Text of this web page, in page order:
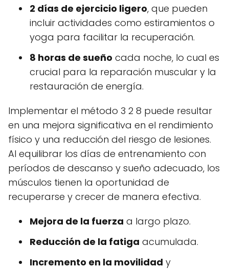
2 días de ejercicio ligero, que pueden
incluir actividades como estiramientos o
yoga para facilitar la recuperación.
8 horas de sueño cada noche, lo cual es
crucial para la reparación muscular y la
restauración de energía.
Implementar el método 3 2 8 puede resultar
en una mejora significativa en el rendimiento
físico y una reducción del riesgo de lesiones.
Al equilibrar los días de entrenamiento con
períodos de descanso y sueño adecuado, los
músculos tienen la oportunidad de
recuperarse y crecer de manera efectiva.
Mejora de la fuerza a largo plazo.
Reducción de la fatiga acumulada.
Incremento en la movilidad y